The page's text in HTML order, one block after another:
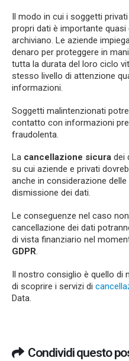
Il modo in cui i soggetti
propri dati è importante
archiviano. Le aziende
denaro per proteggere in
tutta la durata del loro ciclo
stesso livello di attenzione
informazioni.
Soggetti malintenzionati
contatto con informazioni
fraudolenta.
La cancellazione sicura dei
su cui aziende e privati
anche in considerazione
dismissione dei dati.
Le conseguenze nel caso
cancellazione dei dati
di vista finanziario nel
GDPR.
Il nostro consiglio è quello di
di scoprire i servizi di
Data.
Condividi questo